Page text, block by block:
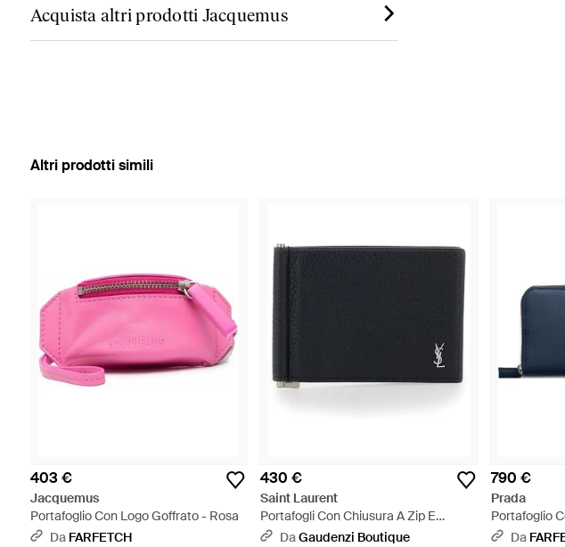
Acquista altri prodotti Jacquemus
Altri prodotti simili
403 €
Jacquemus
Portafoglio Con Logo Goffrato - Rosa
Da FARFETCH
430 €
Saint Laurent
Portafogli Con Chiusura A Zip E
Dettaglio Logo - Nero
DaGaudenzi Boutique
790 €
Prada
Portafoglio
Da